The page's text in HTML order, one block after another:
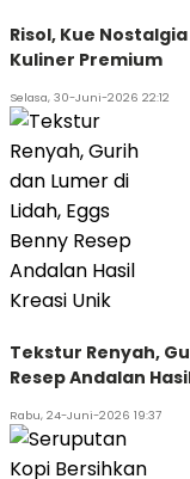
Risol, Kue
Kuliner Premium
Selasa, 30-Juni-2026 22:12
Tekstur Renyah,
Resep Andalan
Rabu, 24-Juni-2026 19:37